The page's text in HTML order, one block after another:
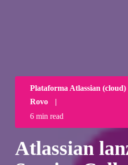
Plataforma Atlassian (cloud)
Rovo
|
6 min read
Atlassian